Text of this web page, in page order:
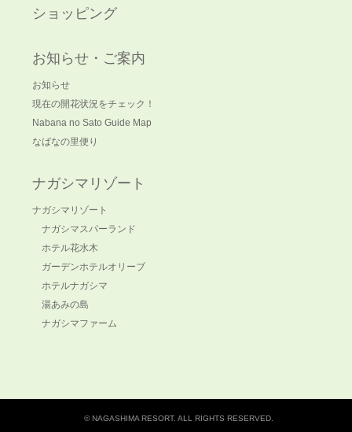
ショッピング
お知らせ・ご案内
お知らせ
現在の開花状況をチェック！
Nabana no Sato Guide Map
なばなの里便り
ナガシマリゾート
ナガシマリゾート
ナガシマスパーランド
ホテル花水木
ガーデンホテルオリーブ
ホテルナガシマ
湯あみの島
ナガシマファーム
© NAGASHIMA RESORT. ALL RIGHTS RESERVED.